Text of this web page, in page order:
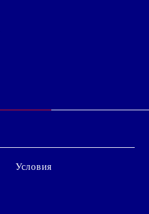
Условия